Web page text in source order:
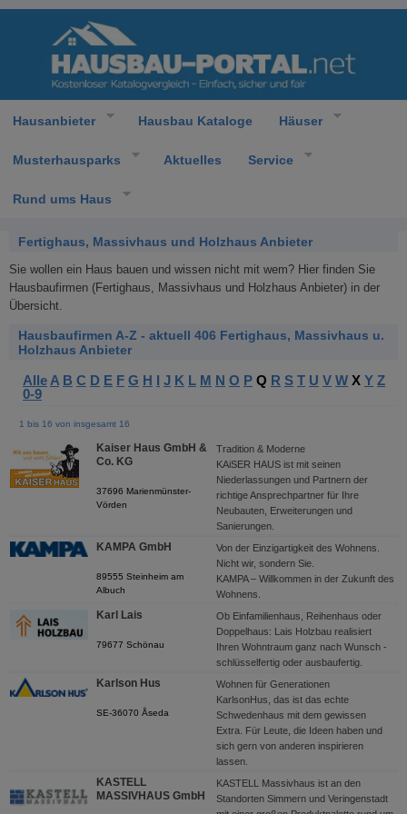
Hausanbieter Hausbau Kataloge Häuser
Musterhausparks Aktuelles Service
Rund ums Haus
Fertighaus, Massivhaus und Holzhaus Anbieter
Sie wollen ein Haus bauen und wissen nicht mit wem? Hier finden Sie
Hausbaufirmen (Fertighaus, Massivhaus und Holzhaus Anbieter) in der
Übersicht.
Hausbaufirmen A-Z - aktuell 406 Fertighaus, Massivhaus u.
Holzhaus Anbieter
Alle A B C D E F G H I J K L M N O P Q R S T U V W X Y Z
0-9
1 bis 16 von insgesamt 16
Kaiser Haus GmbH &
Co. KG
37696 Marienmünster-
Vörden
Tradition & Moderne
KAiSER HAUS ist mit seinen
Niederlassungen und Partnern der
richtige Ansprechpartner für Ihre
Neubauten, Erweiterungen und
Sanierungen.
KAMPA GmbH
89555 Steinheim am
Albuch
Von der Einzigartigkeit des Wohnens.
Nicht wir, sondern Sie.
KAMPA – Willkommen in der Zukunft des
Wohnens.
Karl Lais
79677 Schönau
Ob Einfamilienhaus, Reihenhaus oder
Doppelhaus: Lais Holzbau realisiert
Ihren Wohntraum ganz nach Wunsch -
schlüsselfertig oder ausbaufertig.
Karlson Hus
SE-36070 Åseda
Wohnen für Generationen
KarlsonHus, das ist das echte
Schwedenhaus mit dem gewissen
Extra. Für Leute, die Ideen haben und
sich gern von anderen inspirieren
lassen.
KASTELL
MASSIVHAUS GmbH
KASTELL Massivhaus ist an den
Standorten Simmern und Veringenstadt